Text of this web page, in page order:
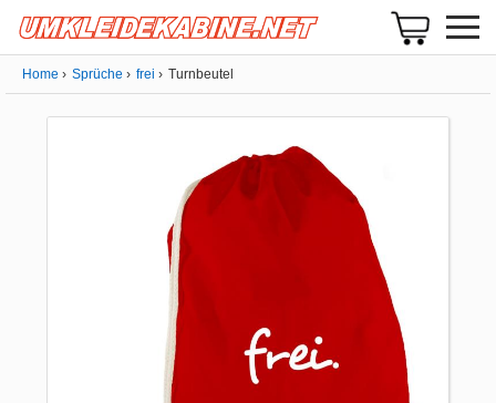
Home Sprüche frei Turnbeutel